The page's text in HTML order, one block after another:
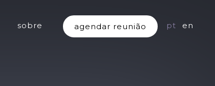
sobre agendar reunião pt en